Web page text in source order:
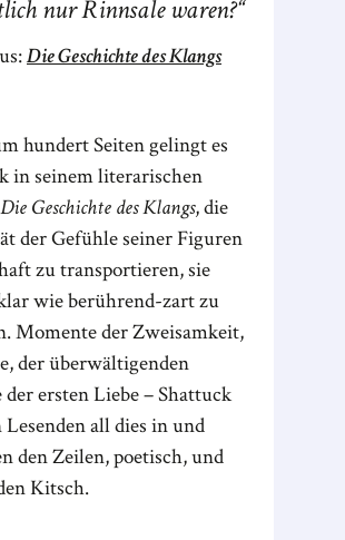
nur Rinnsale waren?
Die Geschichte des Klangs
hundert Seiten gelingt es
in seinem literarischen
Die Geschichte des Klangs, die
der Gefühle seiner Figuren
zu transportieren, sie
wie berührend-zart zu
Momente der Zweisamkeit,
der überwältigenden
ersten Liebe – Shattuck
all dies in und
den Zeilen, poetisch, und
Kitsch.